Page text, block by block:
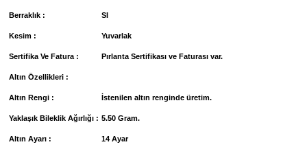
Berraklık : SI
Kesim : Yuvarlak
Sertifika Ve Fatura : Pırlanta Sertifikası ve Faturası var.
Altın Özellikleri :
Altın Rengi : İstenilen altın renginde üretim.
Yaklaşık Bileklik Ağırlığı : 5.50 Gram.
Altın Ayarı : 14 Ayar